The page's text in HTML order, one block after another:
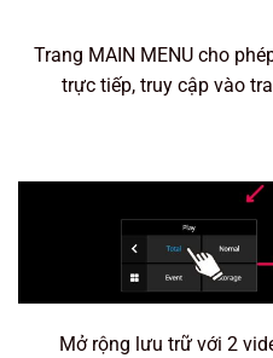
Trang MAIN MENU cho
trực tiếp, truy cập vào
Mở rộng lưu trữ với 2